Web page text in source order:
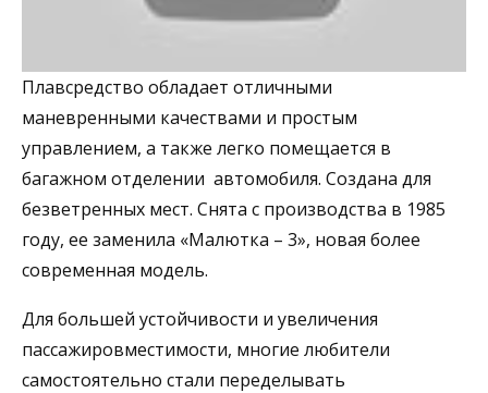
Плавсредство обладает отличными
маневренными качествами и простым
управлением, а также легко помещается в
багажном отделении автомобиля. Создана для
безветренных мест. Снята с производства в 1985
году, ее заменила «Малютка – 3», новая более
современная модель.
Для большей устойчивости и увеличения
пассажировместимости, многие любители
самостоятельно стали переделывать